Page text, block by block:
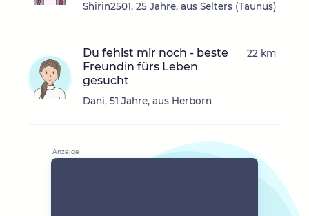
Shirin2501, 25 Jahre, aus Selters (Taunus)
Du fehlst mir noch - beste
Freundin fürs Leben
gesucht
Dani, 51 Jahre, aus Herborn
22 km